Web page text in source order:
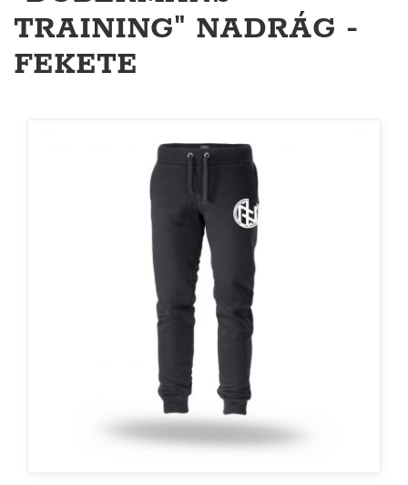
TRAINING" NADRÁG -
FEKETE